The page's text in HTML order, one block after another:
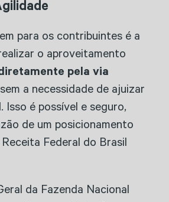
para os contribuintes é a
o aproveitamento
pela via
a necessidade de ajuizar
Isso é possível e seguro,
de um posicionamento
Federal do Brasil
da Fazenda Nacional